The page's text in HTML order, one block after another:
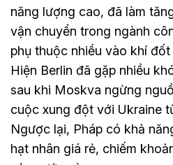
năng lượng cao, đã làm
vận chuyển trong ngành
phụ thuộc nhiều vào khí
Hiện Berlin đã gặp nhiều
sau khi Moskva ngừng
cuộc xung đột với Ukraine
Ngược lại, Pháp có khả
hạt nhân giá rẻ, chiếm